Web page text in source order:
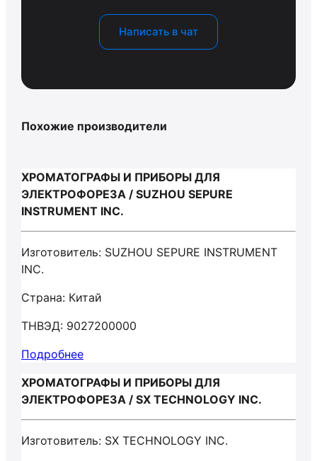
Написать в чат
Похожие производители
ХРОМАТОГРАФЫ И ПРИБОРЫ ДЛЯ
ЭЛЕКТРОФОРЕЗА / SUZHOU SEPURE
INSTRUMENT INC.
Изготовитель: SUZHOU SEPURE INSTRUMENT
INC.
Страна: Китай
ТНВЭД: 9027200000
Подробнее
ХРОМАТОГРАФЫ И ПРИБОРЫ ДЛЯ
ЭЛЕКТРОФОРЕЗА / SX TECHNOLOGY INC.
Изготовитель: SX TECHNOLOGY INC.